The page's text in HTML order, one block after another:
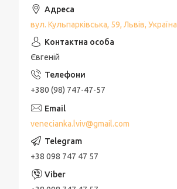
вул. Кульпарківська, 59, Львів, Україна
Євгеній
+380 (98) 747-47-57
venecianka.lviv@gmail.com
+38 098 747 47 57